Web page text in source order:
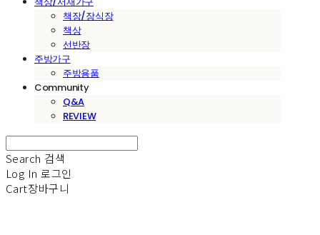
책장/장식장
책상
선반장
주방가구
주방용품
Community
Q&A
REVIEW
Search 검색
Log In 로그인
Cart장바구니